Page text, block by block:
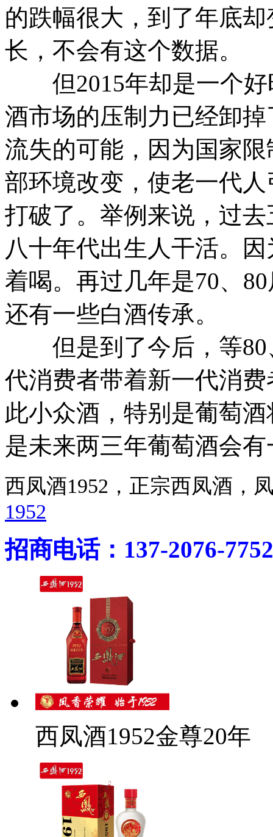
的跌幅很大，到了年底
长，不会有这个数据。
但2015年却是一个好
酒市场的压制力已经卸
流失的可能，因为国家
部环境改变，使老一代
打破了。举例来说，过
八十年代出生人干活。
着喝。再过几年是70、
还有一些白酒传承。
但是到了今后，等80
代消费者带着新一代消
此小众酒，特别是葡萄
是未来两三年葡萄酒会
西凤酒1952，正宗西凤酒
1952
招商电话：137-2076-7752
西凤酒1952金尊20年